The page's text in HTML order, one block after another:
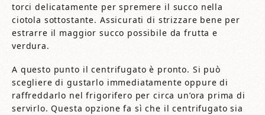
torci delicatamente per spremere il succo nella
ciotola sottostante. Assicurati di strizzare bene per
estrarre il maggior succo possibile da frutta e
verdura.
A questo punto il centrifugato è pronto. Si può
scegliere di gustarlo immediatamente oppure di
raffreddarlo nel frigorifero per circa un’ora prima di
servirlo. Questa opzione fa sì che il centrifugato sia